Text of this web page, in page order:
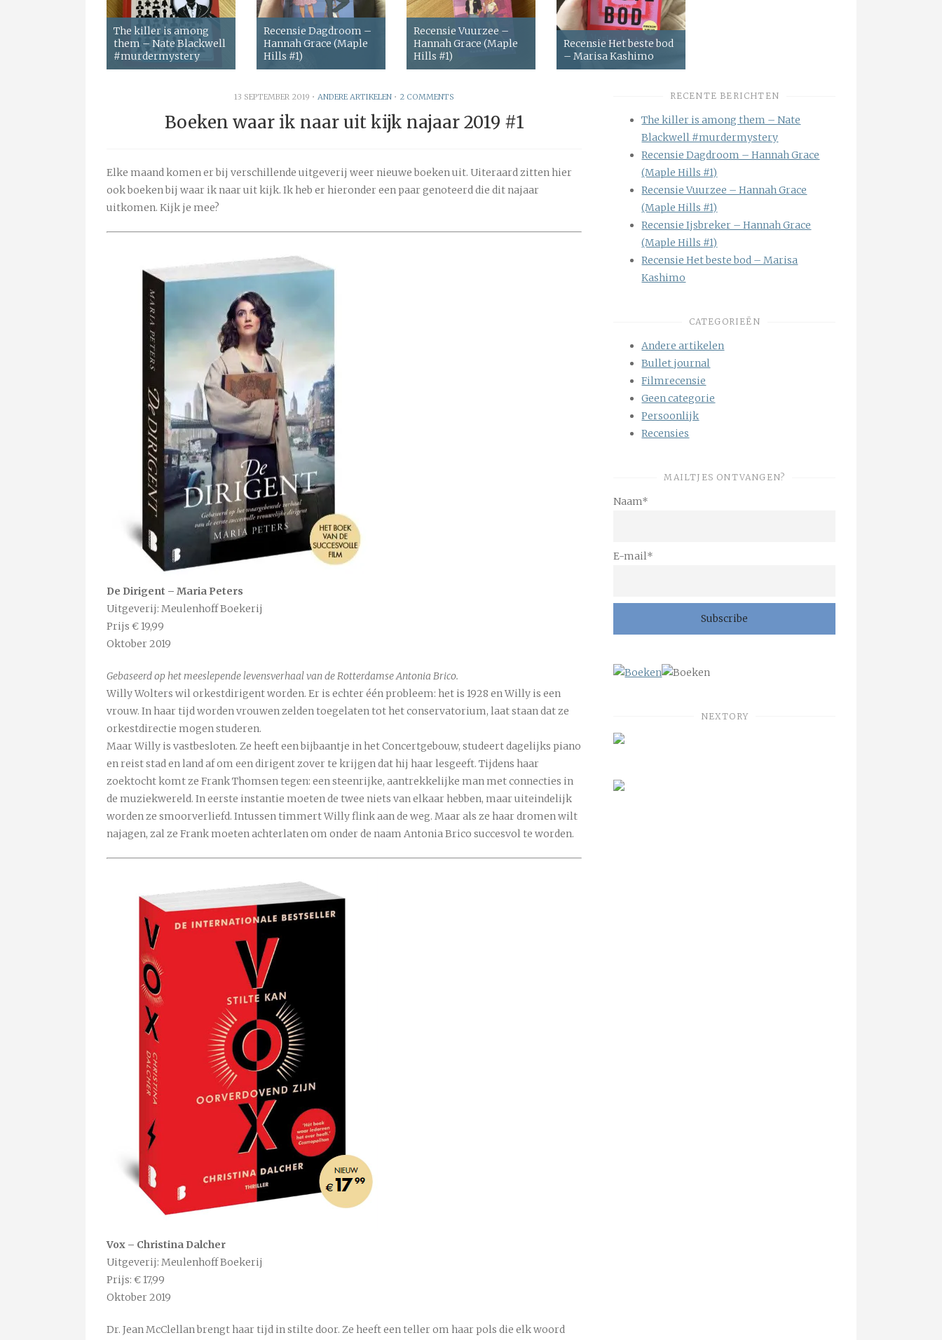
The killer is among
them – Nate Blackwell
#murdermystery
Recensie Dagdroom –
Hannah Grace (Maple
Hills #1)
Recensie Vuurzee –
Hannah Grace (Maple
Hills #1)
Recensie Het beste bod
– Marisa Kashimo
13 SEPTEMBER 2019 •ANDERE ARTIKELEN • 2 COMMENTS
Boeken waar ik naar uit kijk najaar 2019 #1
Elke maand komen er bij verschillende uitgeverij weer nieuwe boeken uit. Uiteraard zitten hier
ook boeken bij waar ik naar uit kijk. Ik heb er hieronder een paar genoteerd die dit najaar
uitkomen. Kijk je mee?
De Dirigent – Maria Peters
Uitgeverij: Meulenhoff Boekerij
Prijs € 19,99
Oktober 2019
Gebaseerd op het meeslepende levensverhaal van de Rotterdamse Antonia Brico.
Willy Wolters wil orkestdirigent worden. Er is echter één probleem: het is 1928 en Willy is een
vrouw. In haar tijd worden vrouwen zelden toegelaten tot het conservatorium, laat staan dat ze
orkestdirectie mogen studeren.
Maar Willy is vastbesloten. Ze heeft een bijbaantje in het Concertgebouw, studeert dagelijks piano
en reist stad en land af om een dirigent zover te krijgen dat hij haar lesgeeft. Tijdens haar
zoektocht komt ze Frank Thomsen tegen: een steenrijke, aantrekkelijke man met connecties in
de muziekwereld. In eerste instantie moeten de twee niets van elkaar hebben, maar uiteindelijk
worden ze smoorverliefd. Intussen timmert Willy flink aan de weg. Maar als ze haar dromen wilt
najagen, zal ze Frank moeten achterlaten om onder de naam Antonia Brico succesvol te worden.
Vox – Christina Dalcher
Uitgeverij: Meulenhoff Boekerij
Prijs: € 17,99
Oktober 2019
Dr. Jean McClellan brengt haar tijd in stilte door. Ze heeft een teller om haar pols die elk woord
RECENTE BERICHTEN
The killer is among them – Nate
Blackwell #murdermystery
Recensie Dagdroom – Hannah Grace
(Maple Hills #1)
Recensie Vuurzee – Hannah Grace
(Maple Hills #1)
Recensie Ijsbreker – Hannah Grace
(Maple Hills #1)
Recensie Het beste bod – Marisa
Kashimo
CATEGORIEËN
Andere artikelen
Bullet journal
Filmrecensie
Geen categorie
Persoonlijk
Recensies
MAILTJES ONTVANGEN?
Naam*
E-mail*
NEXTORY